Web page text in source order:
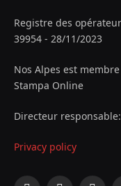
Registre des
39954 - 28/11/2023
Nos Alpes est
Stampa Online
Directeur
Privacy policy